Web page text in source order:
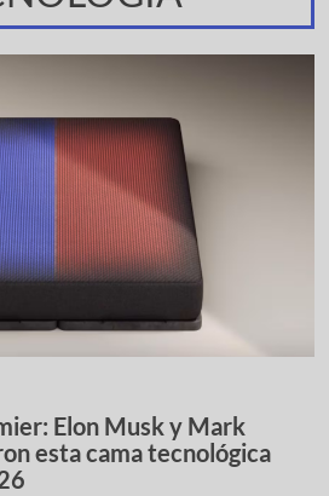
Elon Musk y Mark
esta cama tecnológica